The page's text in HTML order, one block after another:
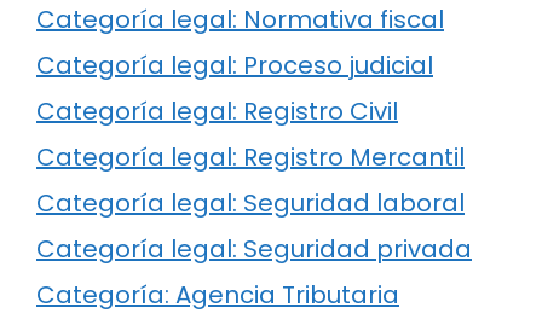
Categoría legal: Normativa fiscal
Categoría legal: Proceso judicial
Categoría legal: Registro Civil
Categoría legal: Registro Mercantil
Categoría legal: Seguridad laboral
Categoría legal: Seguridad privada
Categoría: Agencia Tributaria